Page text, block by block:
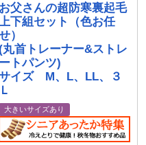
お父さんの超防寒裏起毛
下組セット（色お任
）
丸首トレーナー&ストレ
ートパンツ)
イズ M、L、LL、３
Ｌ
大きいサイズあり